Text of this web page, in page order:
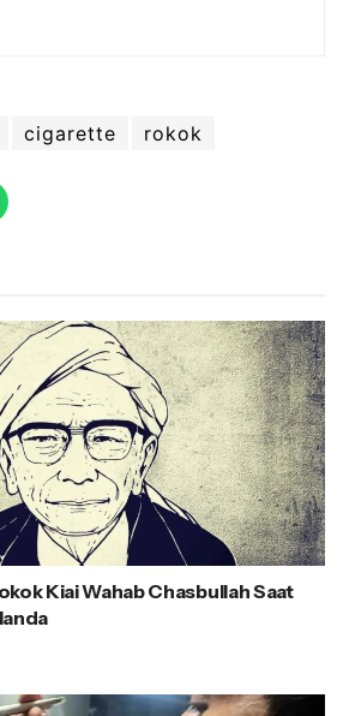
cigarette rokok
Kiai Wahab Chasbullah Saat